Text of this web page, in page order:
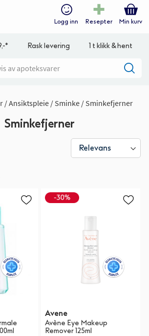
Logg inn Resepter Min kurv
* Rask levering 1 t klikk & hent
Ansiktspleie Sminke Sminkefjerner
Sminkefjerner
Avene
Avène Eye Makeup
Remover 125ml